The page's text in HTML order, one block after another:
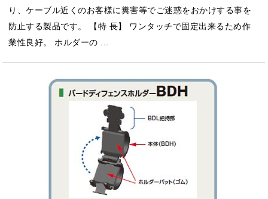
り、ケーブル近くのお客様に糞害等でご迷惑をおかけする事を
防止する製品です。 【特 長】 ワンタッチで固定出来るため作
業性良好。 ホルダーの ...